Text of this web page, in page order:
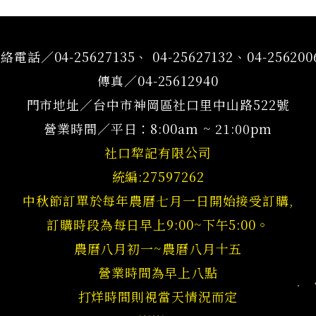
電話／04-25627135、 04-25627132、04-
傳真／04-25612940
門市地址／台中市神岡區社口里中山路522號
營業時間／平日：8:00am ~ 21:00pm
社口犂記有限公司
統編:27597262
中秋節訂單於每年農曆七月一日開始接受訂購,
訂購時段為每日早上9:00~下午5:00。
農曆八月初一~農曆八月十五
營業時間為早上八點
打烊時間則視當天情況而定